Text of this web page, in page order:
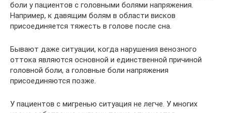
боли у пациентов с головными болями напряжения.
Например, к давящим болям в области висков
присоединяется тяжесть в голове после сна.
Бывают даже ситуации, когда нарушения венозного
оттока являются основной и единственной причиной
головной боли, а головные боли напряжения
присоединяются позже.
У пациентов с мигренью ситуация не легче. У многих